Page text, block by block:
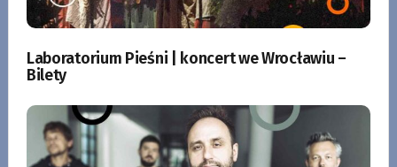
Laboratorium Pieśni | koncert we Wrocławiu –
Bilety